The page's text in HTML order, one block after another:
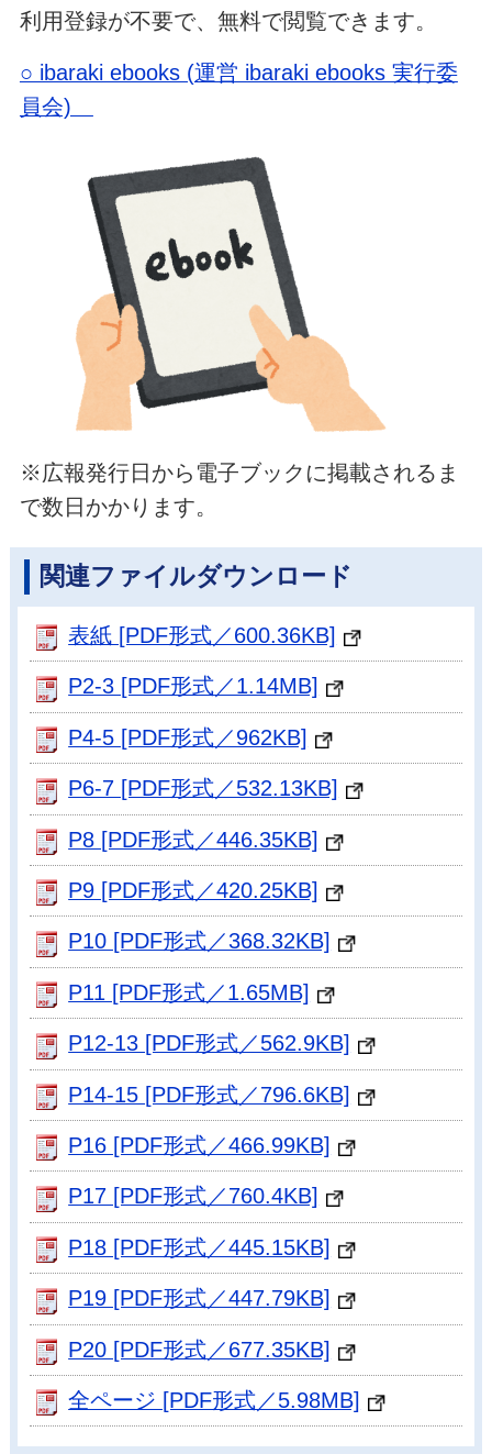
利用登録が不要で、無料で閲覧できます。
○ ibaraki ebooks (運営 ibaraki ebooks 実行委
員会)
※広報発行日から電子ブックに掲載されるま
で数日かかります。
関連ファイルダウンロード
表紙 [PDF形式／600.36KB]
P2-3 [PDF形式／1.14MB]
P4-5 [PDF形式／962KB]
P6-7 [PDF形式／532.13KB]
P8 [PDF形式／446.35KB]
P9 [PDF形式／420.25KB]
P10 [PDF形式／368.32KB]
P11 [PDF形式／1.65MB]
P12-13 [PDF形式／562.9KB]
P14-15 [PDF形式／796.6KB]
P16 [PDF形式／466.99KB]
P17 [PDF形式／760.4KB]
P18 [PDF形式／445.15KB]
P19 [PDF形式／447.79KB]
P20 [PDF形式／677.35KB]
全ページ [PDF形式／5.98MB]